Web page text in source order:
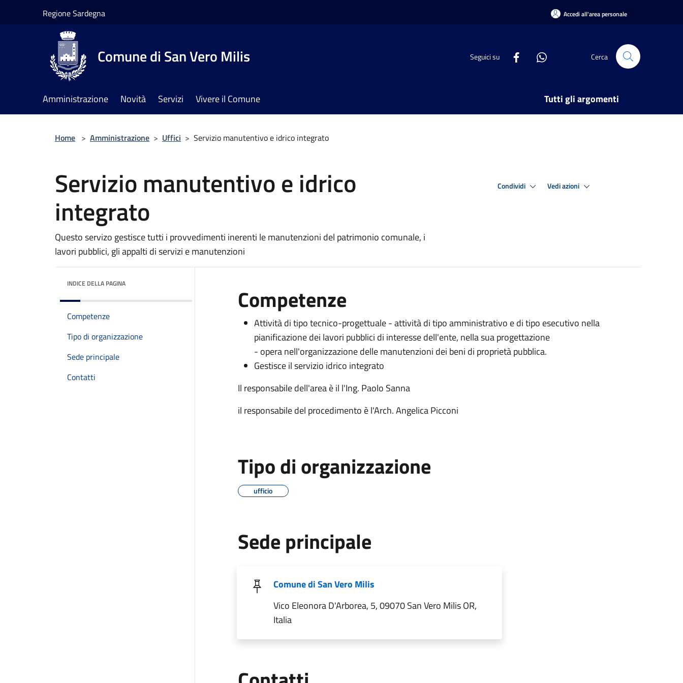
Regione Sardegna Accedi all'area personale
Comune di San Vero Milis Seguici su Cerca
Amministrazione Novità Servizi Vivere il Comune Tutti gli argomenti
Home > Amministrazione > Uffici > Servizio manutentivo e idrico integrato
Servizio manutentivo e idrico
integrato
Questo servizo gestisce tutti i provvedimenti inerenti le manutenzioni del patrimonio comunale, i
lavori pubblici, gli appalti di servizi e manutenzioni
Condividi Vedi azioni
INDICE DELLA PAGINA
Competenze
Tipo di organizzazione
Sede principale
Contatti
Competenze
Attività di tipo tecnico-progettuale - attività di tipo amministrativo e di tipo esecutivo nella
pianificazione dei lavori pubblici di interesse dell'ente, nella sua progettazione
- opera nell'organizzazione delle manutenzioni dei beni di proprietà pubblica.
Gestisce il servizio idrico integrato
Il responsabile dell'area è il l'Ing. Paolo Sanna
il responsabile del procedimento è l'Arch. Angelica Picconi
Tipo di organizzazione
ufficio
Sede principale
Comune di San Vero Milis
Vico Eleonora D'Arborea, 5, 09070 San Vero Milis OR,
Italia